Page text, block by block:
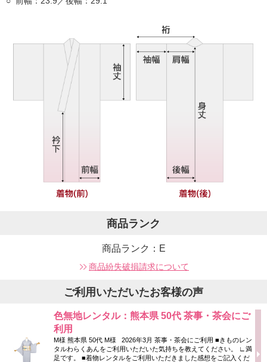
商品ランク
商品ランク：E
商品紛失破損請求について
ご利用いただいたお客様の声
色無地レンタル：熊本県 50代 茶事・茶会にご
利用
M様 熊本県 50代 M様 2026年3月 茶事・茶会にご利用 ■きものレン
タルわらくあんをご利用いただいた気持ちを教えてください。 ∟満
足です。 ■着物レンタルをご利用いただきました感想をご記入くだ